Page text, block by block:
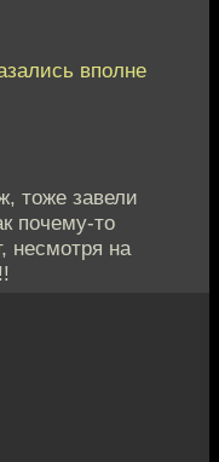
вполне
тоже завели
почему-то
несмотря на